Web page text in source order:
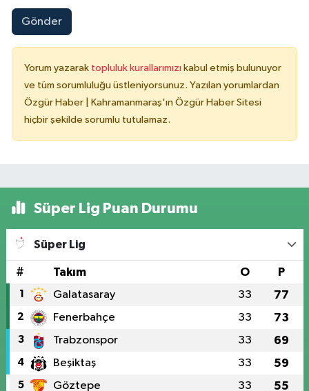
Gönder
Yorum yazarak topluluk kurallarımızı kabul etmiş bulunuyor
ve tüm sorumluluğu üstleniyorsunuz. Yazılan yorumlardan
Özgür Haber | Kahramanmaraş'ın Özgür Haber Sitesi
hiçbir şekilde sorumlu tutulamaz.
Süper Lig Puan Durumu
Süper Lig
# Takım O P
1 Galatasaray 33 77
2 Fenerbahçe 33 73
3 Trabzonspor 33 69
4 Beşiktaş 33 59
5 Göztepe 33 55